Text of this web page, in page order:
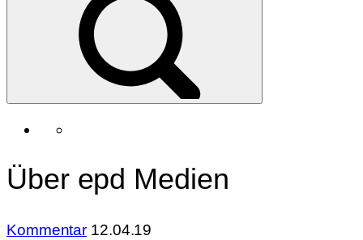
Über epd Medien
Kommentar 12.04.19